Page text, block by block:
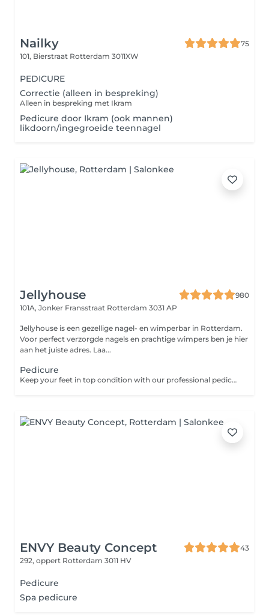
Nailky
75
101, Bierstraat Rotterdam 3011XW
PEDICURE
Correctie (alleen in bespreking)
Alleen in bespreking met Ikram
Pedicure door Ikram (ook mannen)
likdoorn/ingegroeide teennagel
Jellyhouse
980
101A, Jonker Fransstraat Rotterdam 3031 AP
Jellyhouse is een gezellige nagel- en wimperbar in Rotterdam.
Voor perfect verzorgde nagels en prachtige wimpers ben je hier
aan het juiste adres. Laa...
Pedicure
Keep your feet in top condition with our professional pedicure. This service includes nail trimming, shaping, cuticle care, and an exfoliating scrub to remove dead skin, leaving your feet smooth and refreshed. Polish application can be added for a vibrant, long-lasting finish. Perfect for maintaining healthy, well-groomed feet and nails.
ENVY Beauty Concept
43
292, oppert Rotterdam 3011 HV
Pedicure
Spa pedicure